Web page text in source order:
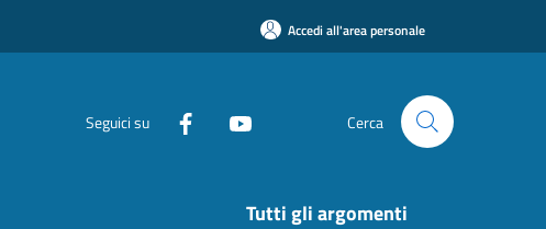
Accedi all'area personale
Seguici su Cerca
Tutti gli argomenti